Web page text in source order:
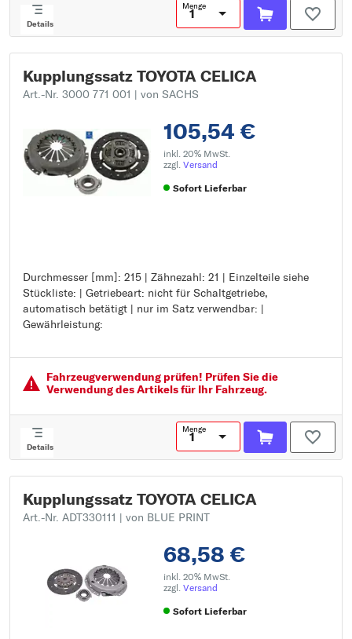
Details
Menge
Kupplungssatz TOYOTA CELICA
Art.-Nr. 3000 771 001 | von SACHS
105,54 €
inkl. 20% MwSt.
zzgl. Versand
Sofort Lieferbar
Durchmesser [mm]: 215 | Zähnezahl: 21 | Einzelteile siehe
Stückliste: | Getriebeart: nicht für Schaltgetriebe,
automatisch betätigt | nur im Satz verwendbar: |
Gewährleistung:
Durchmesser [mm]: 215
Zähnezahl: 21
Einzelteile siehe Stückliste:
Getriebeart: nicht für Schaltgetriebe, automatisch betätigt
Gewährleistung:
Fahrzeugver­wendung prüfen! Prüfen Sie die
Verwendung des Artikels für Ihr Fahrzeug.
Details
Menge
Kupplungssatz TOYOTA CELICA
Art.-Nr. ADT330111 | von BLUE PRINT
68,58 €
inkl. 20% MwSt.
zzgl. Versand
Sofort Lieferbar